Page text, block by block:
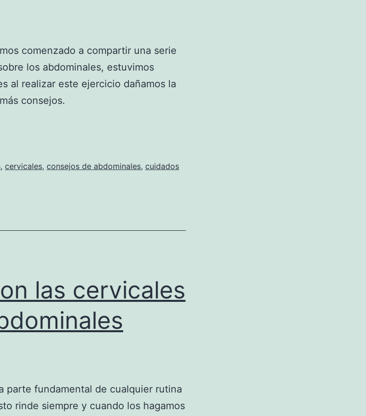
comenzado a compartir una serie
los abdominales, estuvimos
al realizar este ejercicio dañamos la
consejos.
, cervicales, consejos de abdominales, cuidados
las cervicales
parte fundamental de cualquier rutina
rinde siempre y cuando los hagamos